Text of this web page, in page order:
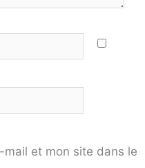
mail et mon site dans le